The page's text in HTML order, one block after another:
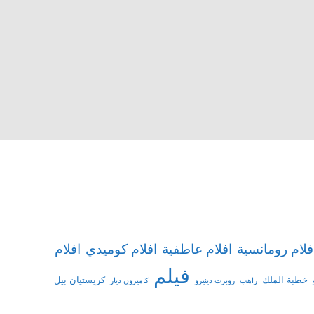
رومانسية افلام عاطفية افلام كوميدي افلام
خطبة الملك راهب روبرت دينيرو فيلم كاميرون دياز كريستيان بيل